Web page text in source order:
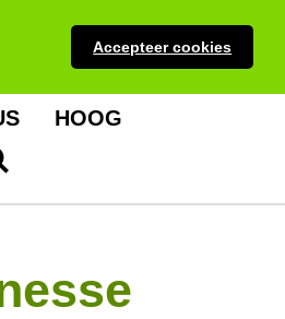
Accepteer cookies
HOOG